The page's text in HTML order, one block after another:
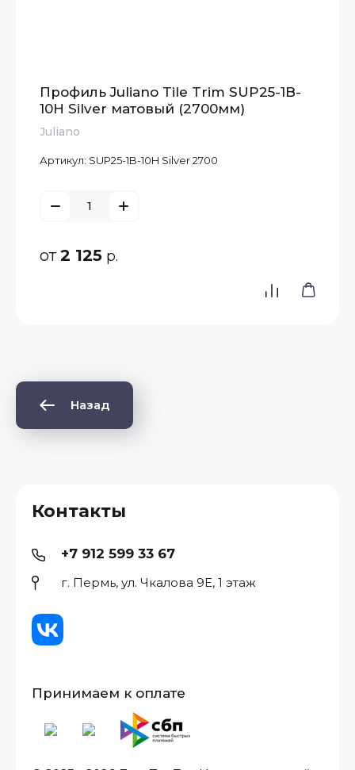
Профиль Juliano Tile Trim SUP25-1B-
10H Silver матовый (2700мм)
Juliano
Артикул: SUP25-1B-10H Silver 2700
от2 125 р.
Назад
Контакты
+7 912 599 33 67
г. Пермь, ул. Чкалова 9Е, 1 этаж
Принимаем к оплате